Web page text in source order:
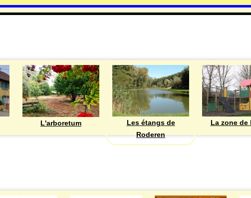
L'arboretum
Les étangs de
Roderen
La zone de